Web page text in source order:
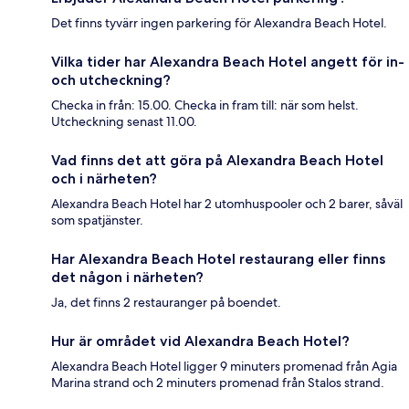
Det finns tyvärr ingen parkering för Alexandra Beach Hotel.
Vilka tider har Alexandra Beach Hotel angett för in-
och utcheckning?
Checka in från: 15.00. Checka in fram till: när som helst.
Utcheckning senast 11.00.
Vad finns det att göra på Alexandra Beach Hotel
och i närheten?
Alexandra Beach Hotel har 2 utomhuspooler och 2 barer, såväl
som spatjänster.
Har Alexandra Beach Hotel restaurang eller finns
det någon i närheten?
Ja, det finns 2 restauranger på boendet.
Hur är området vid Alexandra Beach Hotel?
Alexandra Beach Hotel ligger 9 minuters promenad från Agia
Marina strand och 2 minuters promenad från Stalos strand.